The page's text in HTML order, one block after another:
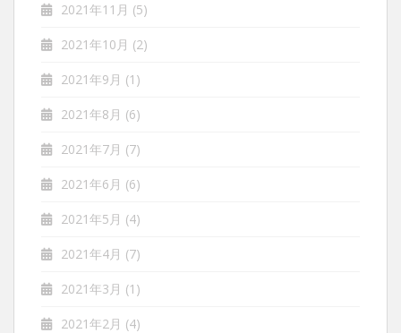
2021年11月 (5)
2021年10月 (2)
2021年9月 (1)
2021年8月 (6)
2021年7月 (7)
2021年6月 (6)
2021年5月 (4)
2021年4月 (7)
2021年3月 (1)
2021年2月 (4)